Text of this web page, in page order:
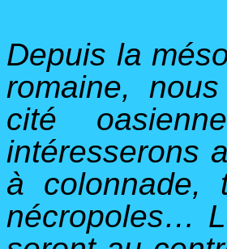
Depuis la
romaine,
cité
intéresserons
à colonnade,
nécropoles…